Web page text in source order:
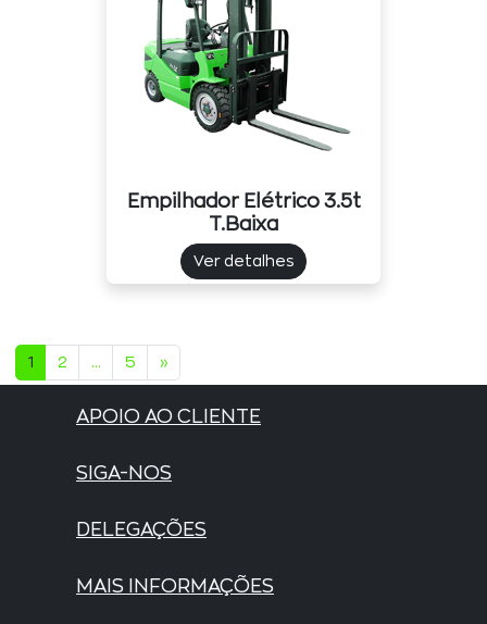
Empilhador Elétrico 3.5t
T.baixa
Ver detalhes
1 2 5 »
APOIO AO CLIENTE
SIGA-NOS
DELEGAÇÕES
MAIS INFORMAÇÕES